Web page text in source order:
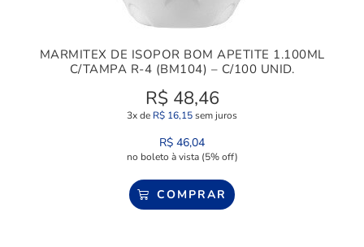
MARMITEX DE ISOPOR BOM APETITE 1.100ML
C/TAMPA R-4 (BM104) – C/100 UNID.
R$ 48,46
3x de R$ 16,15sem juros
R$ 46,04
no boleto à vista (5% off)
COMPRAR